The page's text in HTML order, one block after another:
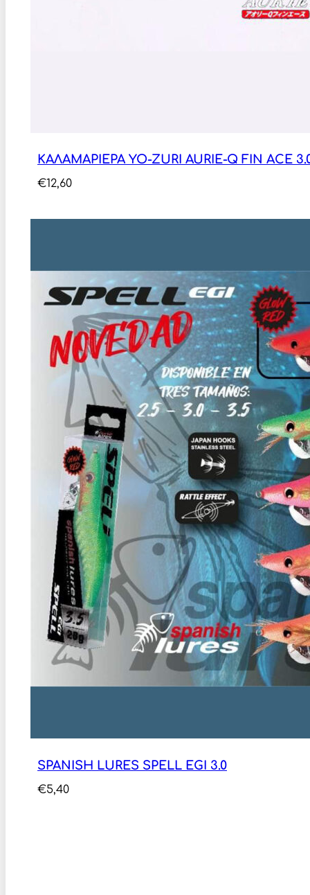
ΚΑΛΑΜΑΡΙΕΡΑ YO-ZURI AURIE-Q FIN ACE
€12,60
SPANISH LURES SPELL EGI 3.0
€5,40